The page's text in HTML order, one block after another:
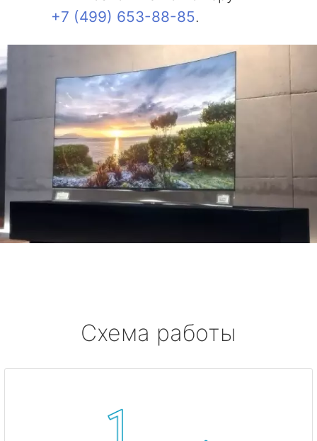
+7 (499) 653-88-85.
Схема работы